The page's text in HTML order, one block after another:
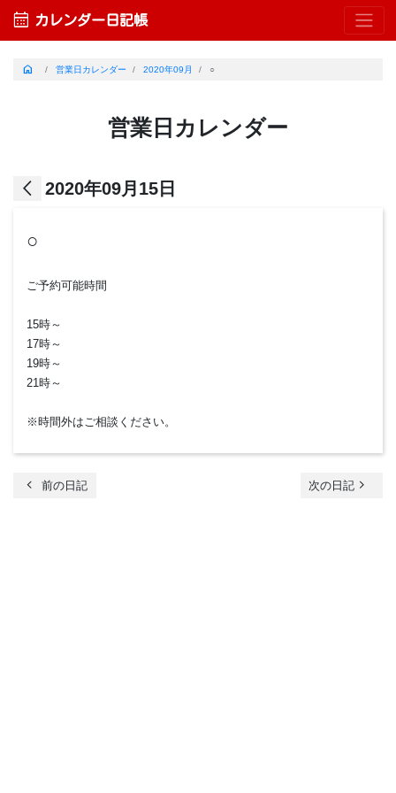
calendar_month カレンダー日記帳
home 営業日カレンダー 2020年09月 ○
営業日カレンダー
arrow_back_ios 2020年09月15日
○
ご予約可能時間
15時～
17時～
19時～
21時～
※時間外はご相談ください。
chevron_left 前の日記 次の日記 navigate_next